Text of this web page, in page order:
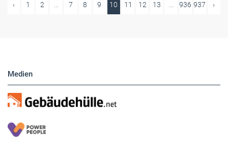
‹ 1 2 ... 7 8 9 10 11 12 13 ... 936 937 ›
Medien